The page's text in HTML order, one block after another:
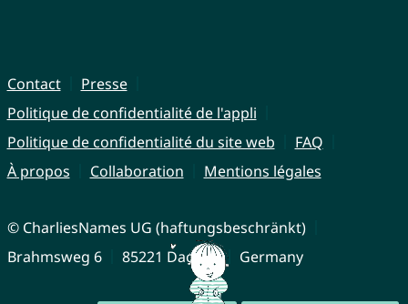
Contact
Presse
Politique de confidentialité de l'appli
Politique de confidentialité du site web
FAQ
À propos
Collaboration Mentions légales
© CharliesNames UG (haftungsbeschränkt)
Brahmsweg 6
85221 Dachau Germany